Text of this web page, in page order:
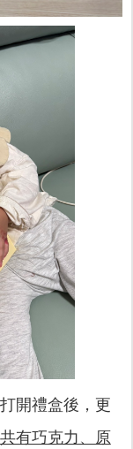
開禮盒後，更
有巧克力、原